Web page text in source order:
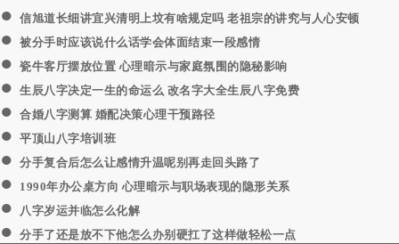
● 信旭道长细讲宜兴清明上坟有啥规定吗 老祖宗的讲究与人心安顿
● 被分手时应该说什么话学会体面结束一段感情
● 瓷牛客厅摆放位置 心理暗示与家庭氛围的隐秘影响
● 生辰八字决定一生的命运么 改名字大全生辰八字免费
● 合婚八字测算 婚配决策心理干预路径
● 平顶山八字培训班
● 分手复合后怎么让感情升温呢别再走回头路了
● 1990年办公桌方向 心理暗示与职场表现的隐形关系
● 八字岁运并临怎么化解
● 分手了还是放不下他怎么办别硬扛了这样做轻松一点